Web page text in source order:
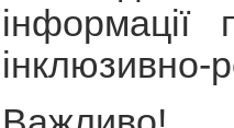
інформації
інклюзивно-